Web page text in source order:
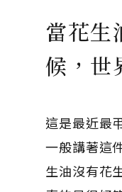
當花生
候，世
這是最近最
一般講著這
生油沒有花